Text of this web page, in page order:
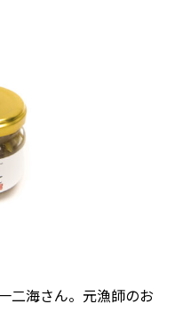
二海さん。元漁師のお